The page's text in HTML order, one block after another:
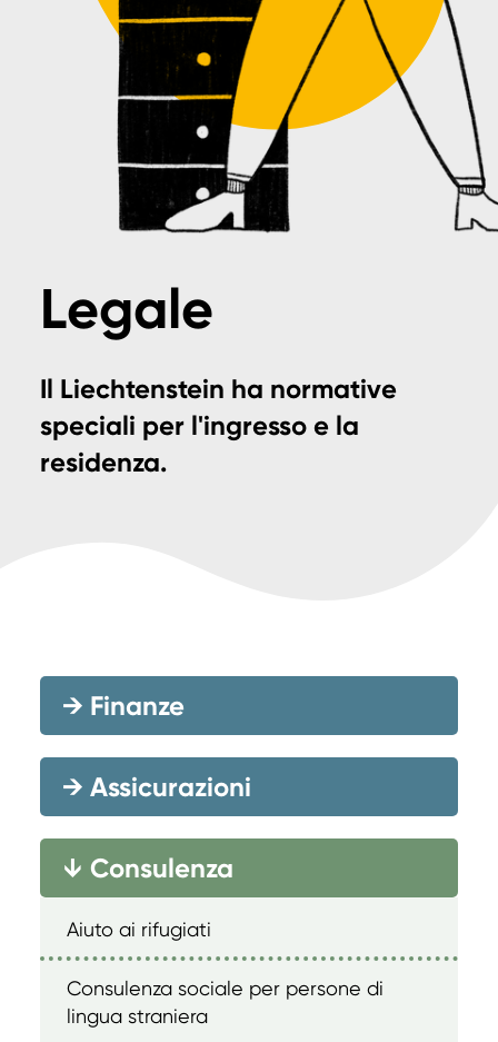
Legale
Il Liechtenstein ha normative
speciali per l'ingresso e la
residenza.
→ Finanze
→ Assicurazioni
→ Consulenza
Aiuto ai rifugiati
Consulenza sociale per persone di
lingua straniera